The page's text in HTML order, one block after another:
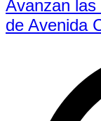
Avanzan las
de Avenida